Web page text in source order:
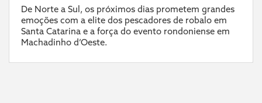
De Norte a Sul, os próximos dias prometem grandes
emoções com a elite dos pescadores de robalo em
Santa Catarina e a força do evento rondoniense em
Machadinho d’Oeste.